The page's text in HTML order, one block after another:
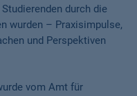
durch die
wurden – Praxisimpulse,
und Perspektiven
vom Amt für